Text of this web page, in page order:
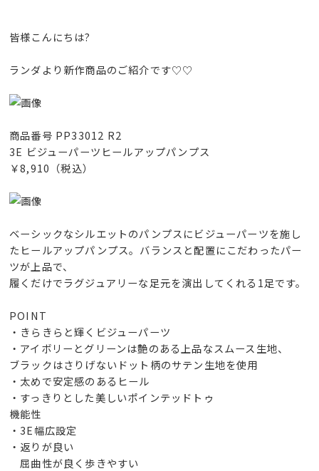
皆様こんにちは?
ランダより新作商品のご紹介です♡♡
商品番号 PP33012 R2
3E ビジューパーツヒールアップパンプス
￥8,910（税込）
ベーシックなシルエットのパンプスにビジューパーツを施し
たヒールアップパンプス。バランスと配置にこだわったパー
ツが上品で、
履くだけでラグジュアリーな足元を演出してくれる1足です。
POINT
・きらきらと輝くビジューパーツ
・アイボリーとグリーンは艶のある上品なスムース生地、
ブラックはさりげないドット柄のサテン生地を使用
・太めで安定感のあるヒール
・すっきりとした美しいポインテッドトゥ
機能性
・3E幅広設定
・返りが良い
屈曲性が良く歩きやすい